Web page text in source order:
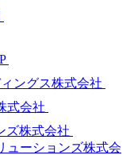
ングス株式会社
式会社
ズ株式会社
ューションズ株式会